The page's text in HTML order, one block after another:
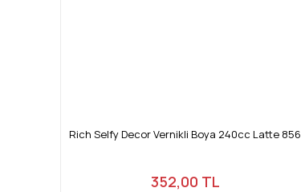
Rich Selfy Decor Vernikli Boya 240cc Latte 856
352,00 TL